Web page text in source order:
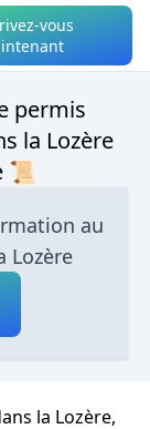
vous
permis
la Lozère
📜
au
Lozère
la Lozère,